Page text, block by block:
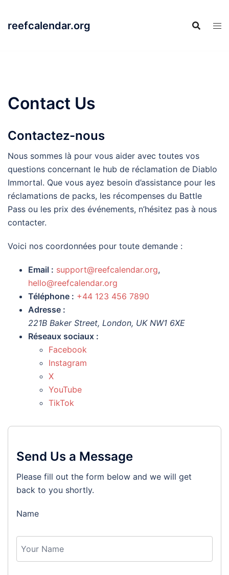
content
reefcalendar.org
Contact Us
Contactez-nous
Nous sommes là pour vous aider avec toutes vos
questions concernant le hub de réclamation de Diablo
Immortal. Que vous ayez besoin d’assistance pour les
réclamations de packs, les récompenses du Battle
Pass ou les prix des événements, n’hésitez pas à nous
contacter.
Voici nos coordonnées pour toute demande :
Email : support@reefcalendar.org,
hello@reefcalendar.org
Téléphone : +44 123 456 7890
Adresse :
221B Baker Street, London, UK NW1 6XE
Réseaux sociaux :
Facebook
Instagram
X
YouTube
TikTok
Send Us a Message
Please fill out the form below and we will get
back to you shortly.
Name